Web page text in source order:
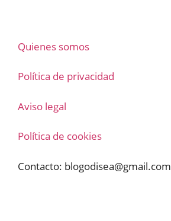
Quienes somos
Política de privacidad
Aviso legal
Política de cookies
Contacto: blogodisea@gmail.com